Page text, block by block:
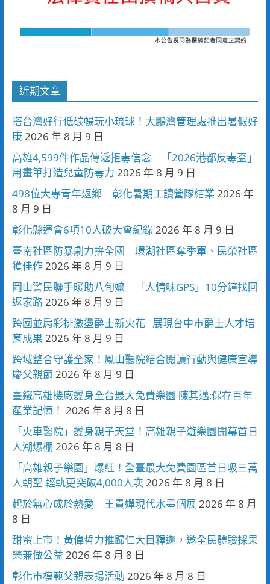
近期文章
搭台灣好行低碳暢玩小琉球！大鵬灣管理處推出暑假好
康2026 年 8 月 9 日
高雄4,599件作品傳遞拒毒信念 「2026港都反毒盃」
用畫筆打造兒童防毒力 2026 年 8 月 9 日
498位大專青年返鄉 彰化暑期工讀營隊結業 2026 年
8 月 9 日
彰化縣運會6項10人破大會紀錄2026 年 8 月 9 日
臺南社區防暴劇力拚全國 環湖社區奪季軍、民榮社區
獲佳作2026 年 8 月 9 日
岡山警民聯手暖助八旬嬤 「人情味GPS」10分鐘找回
返家路2026 年 8 月 9 日
跨國並肩彩排激盪爵士新火花 展現台中市爵士人才培
育成果 2026 年 8 月 9 日
跨域整合守護全家！鳳山醫院結合閱讀行動與健康宣導
慶父親節2026 年 8 月 9 日
臺鐵高雄機廠變身全台最大免費樂園 陳其邁:保存百年
產業記憶！ 2026 年 8 月 8 日
「火車醫院」變身親子天堂！高雄親子遊樂園開幕首日
人潮爆棚 2026 年 8 月 8 日
「高雄親子樂園」爆紅！全臺最大免費園區首日吸三萬
人朝聖 輕軌更突破4,000人次 2026 年 8 月 8 日
起於無心成於熱愛 王貴嬋現代水墨個展2026 年 8 月
8 日
甜蜜上市！黃偉哲力推歸仁大目釋迦，邀全民體驗採果
樂兼做公益 2026 年 8 月 8 日
彰化市模範父親表揚活動 2026 年 8 月 8 日